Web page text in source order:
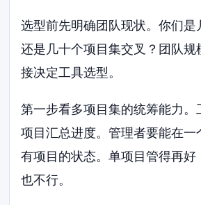
选型前先明确团队现状。你们是
还是几十个项目集交叉？团队规
接决定工具选型。
第一步看多项目集的统筹能力。
项目汇总进度。管理者要能在一
有项目的状态。单项目管得再好
也不行。